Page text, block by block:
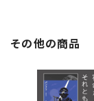
その他の商品